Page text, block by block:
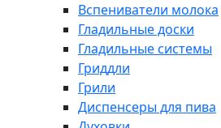
Вспениватели молока
Гладильные доски
Гладильные системы
Гриддли
Грили
Диспенсеры для пива